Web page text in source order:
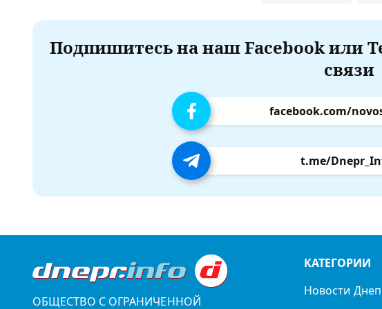
Подпишитесь на наш Facebook или
связи
facebook.com/
t.me/
ОБЩЕСТВО С ОГРАНИЧЕННОЙ
КАТЕГОРИИ
Новости